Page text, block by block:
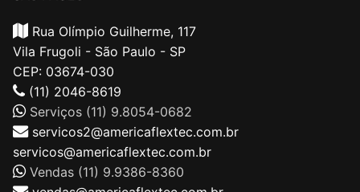
Rua Olímpio Guilherme, 117
Vila Frugoli - São Paulo - SP
CEP: 03674-030
(11) 2046-8619
Serviços (11) 9.8054-0682
servicos2@americaflextec.com.br
servicos@americaflextec.com.br
Vendas (11) 9.9386-8360